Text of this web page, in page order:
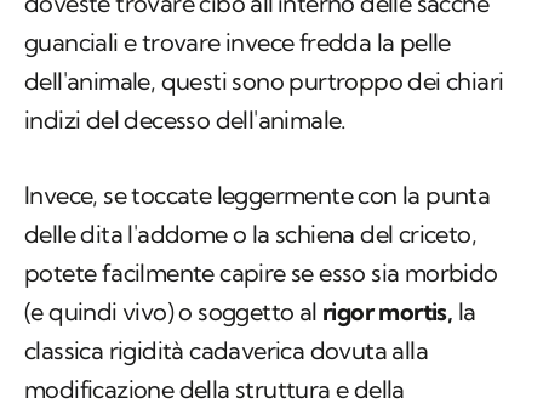
guanciali e trovare invece fredda la pelle
dell'animale, questi sono purtroppo dei chiari
indizi del decesso dell'animale.
Invece, se toccate leggermente con la punta
delle dita l'addome o la schiena del criceto,
potete facilmente capire se esso sia morbido
(e quindi vivo) o soggetto al rigor mortis, la
classica rigidità cadaverica dovuta alla
modificazione della struttura e della